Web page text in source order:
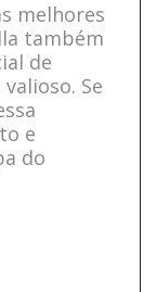
melhores
também
de
Se
e
do